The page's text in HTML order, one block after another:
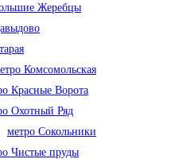
Жеребцы
Комсомольская
Красные Ворота
Охотный Ряд
метро Сокольники
Чистые пруды